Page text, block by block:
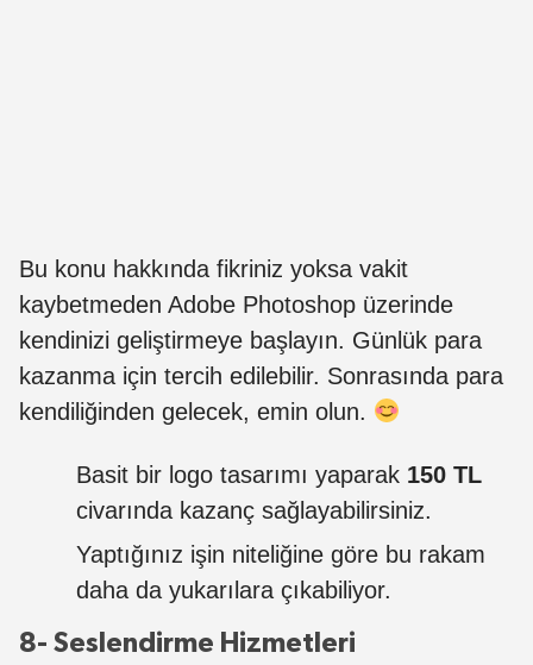
Bu konu hakkında fikriniz yoksa vakit
kaybetmeden Adobe Photoshop üzerinde
kendinizi geliştirmeye başlayın. Günlük para
kazanma için tercih edilebilir. Sonrasında para
kendiliğinden gelecek, emin olun.
Basit bir logo tasarımı yaparak 150 TL
civarında kazanç sağlayabilirsiniz.
Yaptığınız işin niteliğine göre bu rakam
daha da yukarılara çıkabiliyor.
8- Seslendirme Hizmetleri